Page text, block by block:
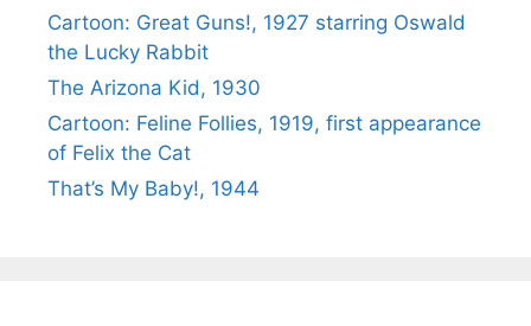
Cartoon: Great Guns!, 1927 starring Oswald
the Lucky Rabbit
The Arizona Kid, 1930
Cartoon: Feline Follies, 1919, first appearance
of Felix the Cat
That’s My Baby!, 1944